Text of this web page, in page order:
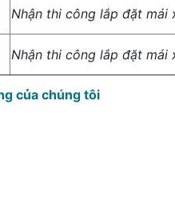
Nhận thi công lắp đặt mái
Nhận thi công lắp đặt mái
của chúng tôi